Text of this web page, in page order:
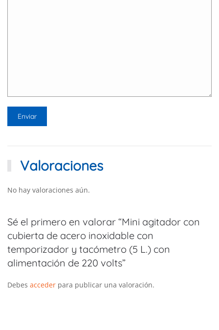
Valoraciones
No hay valoraciones aún.
Sé el primero en valorar “Mini agitador con
cubierta de acero inoxidable con
temporizador y tacómetro (5 L.) con
alimentación de 220 volts”
Debes acceder para publicar una valoración.